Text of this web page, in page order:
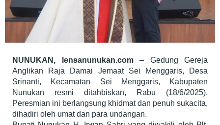
NUNUKAN, lensanunukan.com– Gedung Gereja
Anglikan Raja Damai Jemaat Sei Menggaris, Desa
Srinanti, Kecamatan Sei Menggaris, Kabupaten
Nunukan resmi ditahbiskan, Rabu (18/6/2025).
Peresmian ini berlangsung khidmat dan penuh sukacita,
dihadiri oleh umat dan para undangan.